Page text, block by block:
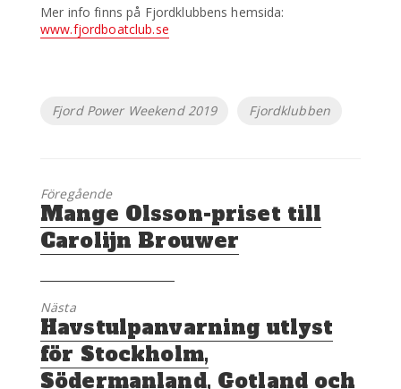
Mer info finns på Fjordklubbens hemsida:
www.fjordboatclub.se
Etiketter
Fjord Power Weekend 2019 Fjordklubben
Föregående
Föregående
inlägg:
Mange Olsson-priset till
Carolijn Brouwer
Nästa
Nästa
inlägg:
​Havstulpanvarning utlyst
för Stockholm,
Södermanland, Gotland och